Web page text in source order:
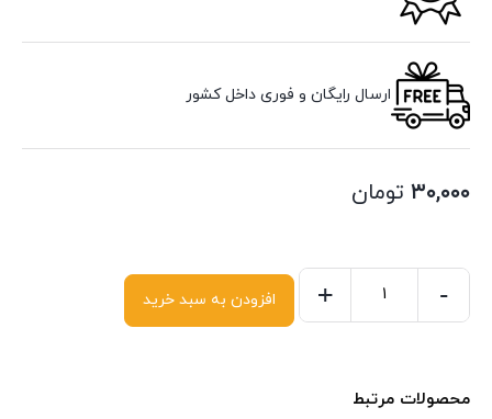
ارسال رایگان و فوری داخل کشور
۳۰,۰۰۰ تومان
-
+ افزودن به سبد خرید
محصولات مرتبط